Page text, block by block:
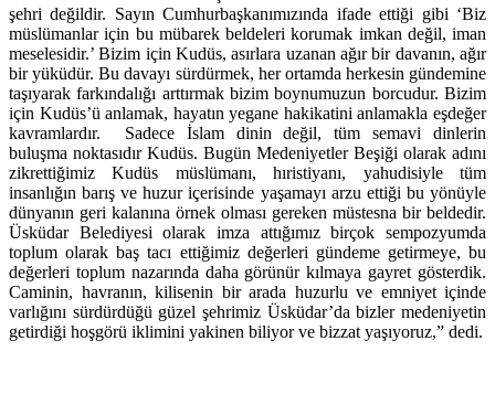
merkezi olan Kudüs bizler için asla ırak bir memleketin bilinmez
şehri değildir. Sayın Cumhurbaşkanımızında ifade ettiği gibi ‘Biz
müslümanlar için bu mübarek beldeleri korumak imkan değil, iman
meselesidir.’ Bizim için Kudüs, asırlara uzanan ağır bir davanın, ağır
bir yüküdür. Bu davayı sürdürmek, her ortamda herkesin gündemine
taşıyarak farkındalığı arttırmak bizim boynumuzun borcudur. Bizim
için Kudüs’ü anlamak, hayatın yegane hakikatini anlamakla eşdeğer
kavramlardır. Sadece İslam dinin değil, tüm semavi dinlerin
buluşma noktasıdır Kudüs. Bugün Medeniyetler Beşiği olarak adını
zikrettiğimiz Kudüs müslümanı, hıristiyanı, yahudisiyle tüm
insanlığın barış ve huzur içerisinde yaşamayı arzu ettiği bu yönüyle
dünyanın geri kalanına örnek olması gereken müstesna bir beldedir.
Üsküdar Belediyesi olarak imza attığımız birçok sempozyumda
toplum olarak baş tacı ettiğimiz değerleri gündeme getirmeye, bu
değerleri toplum nazarında daha görünür kılmaya gayret gösterdik.
Caminin, havranın, kilisenin bir arada huzurlu ve emniyet içinde
varlığını sürdürdüğü güzel şehrimiz Üsküdar’da bizler medeniyetin